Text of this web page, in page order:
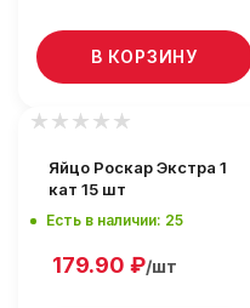
В КОРЗИНУ
Яйцо Роскар Экстра 1
кат 15 шт
Есть в наличии: 25
179.90 ₽/шт